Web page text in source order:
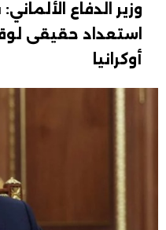
وزير الدفاع
استعداد حقيقى
أوكرانيا